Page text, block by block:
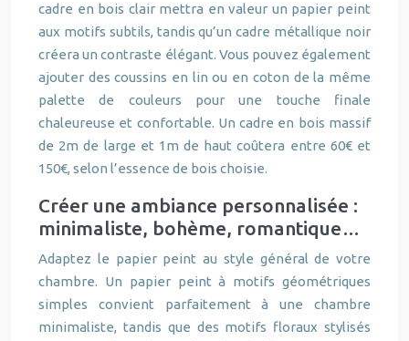
cadre en bois clair mettra en valeur un papier peint
aux motifs subtils, tandis qu’un cadre métallique noir
créera un contraste élégant. Vous pouvez également
ajouter des coussins en lin ou en coton de la même
palette de couleurs pour une touche finale
chaleureuse et confortable. Un cadre en bois massif
de 2m de large et 1m de haut coûtera entre 60€ et
150€, selon l’essence de bois choisie.
Créer une ambiance personnalisée :
minimaliste, bohème, romantique…
Adaptez le papier peint au style général de votre
chambre. Un papier peint à motifs géométriques
simples convient parfaitement à une chambre
minimaliste, tandis que des motifs floraux stylisés